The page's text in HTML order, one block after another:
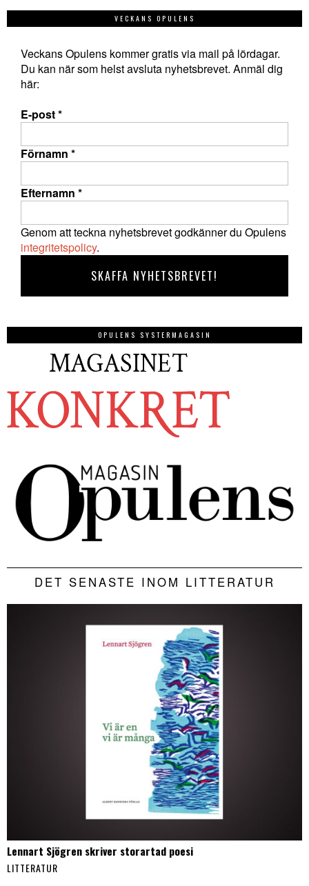
VECKANS OPULENS
Veckans Opulens kommer gratis via mail på lördagar.
Du kan när som helst avsluta nyhetsbrevet. Anmäl dig
här:
E-post*
Förnamn *
Efternamn *
Genom att teckna nyhetsbrevet godkänner du Opulens
integritetspolicy.
OPULENS SYSTERMAGASIN
DET SENASTE INOM LITTERATUR
Lennart Sjögren skriver storartad poesi
LITTERATUR